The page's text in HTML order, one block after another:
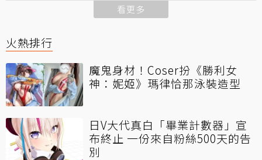
看更多
火熱排行
魔鬼身材！Coser扮《勝利女
神：妮姬》瑪律恰那泳裝造型
日V大代真白「畢業計數器」宣
布終止 一份來自粉絲500天的告
別